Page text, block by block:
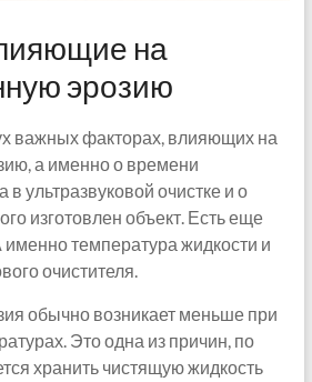
на
эрозию
важных факторах, влияющих на
а именно о времени
ультразвуковой очистке и о
изготовлен объект. Есть еще
температура жидкости и
очистителя.
обычно возникает меньше при
Это одна из причин, по
хранить чистящую жидкость